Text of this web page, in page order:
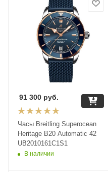
Часы Breitling Superocean
Heritage B20 Automatic 42
UB2010161C1S1
В наличии
91 300 руб.